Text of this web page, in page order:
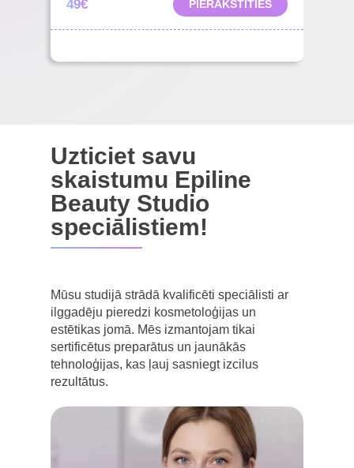
49€ PIERAKSTĪTIES
Uzticiet savu
skaistumu Epiline
Beauty Studio
speciālistiem!
Mūsu studijā strādā kvalificēti speciālisti ar
ilggadēju pieredzi kosmetoloģijas un
estētikas jomā. Mēs izmantojam tikai
sertificētus preparātus un jaunākās
tehnoloģijas, kas ļauj sasniegt izcilus
rezultātus.